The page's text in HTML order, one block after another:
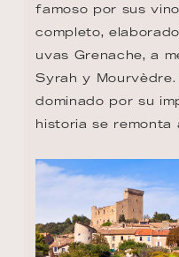
famoso por sus
completo,
uvas Grenache, a
Syrah y
dominado por su
historia se remonta